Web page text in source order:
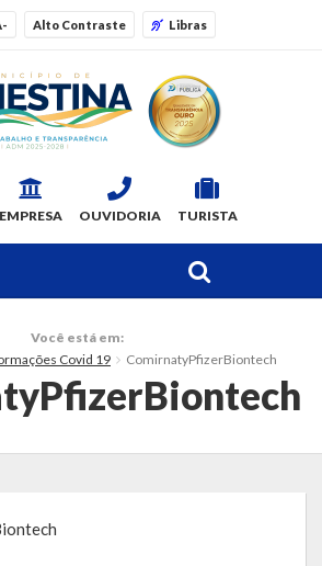
Alto Contraste Libras
EMPRESA OUVIDORIA TURISTA
Você está em:
Covid 19 ComirnatyPfizerBiontech